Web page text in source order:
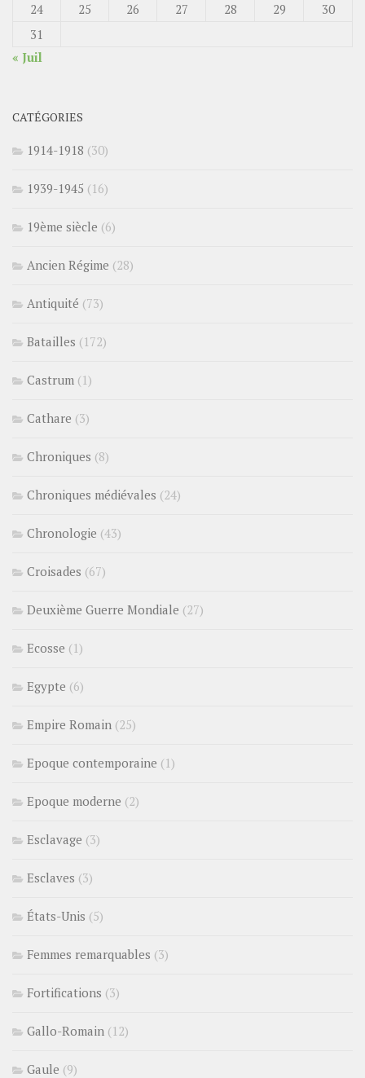
24
25 26 27 28 29
30
31
« Juil
CATÉGORIES
1914-1918 (30)
1939-1945 (16)
19ème siècle (6)
Ancien Régime (28)
Antiquité (73)
Batailles (172)
Castrum (1)
Cathare (3)
Chroniques (8)
Chroniques médiévales (24)
Chronologie (43)
Croisades (67)
Deuxième Guerre Mondiale (27)
Ecosse (1)
Egypte (6)
Empire Romain (25)
Epoque contemporaine (1)
Epoque moderne (2)
Esclavage (3)
Esclaves (3)
États-Unis (5)
Femmes remarquables (3)
Fortifications (3)
Gallo-Romain (12)
Gaule (9)